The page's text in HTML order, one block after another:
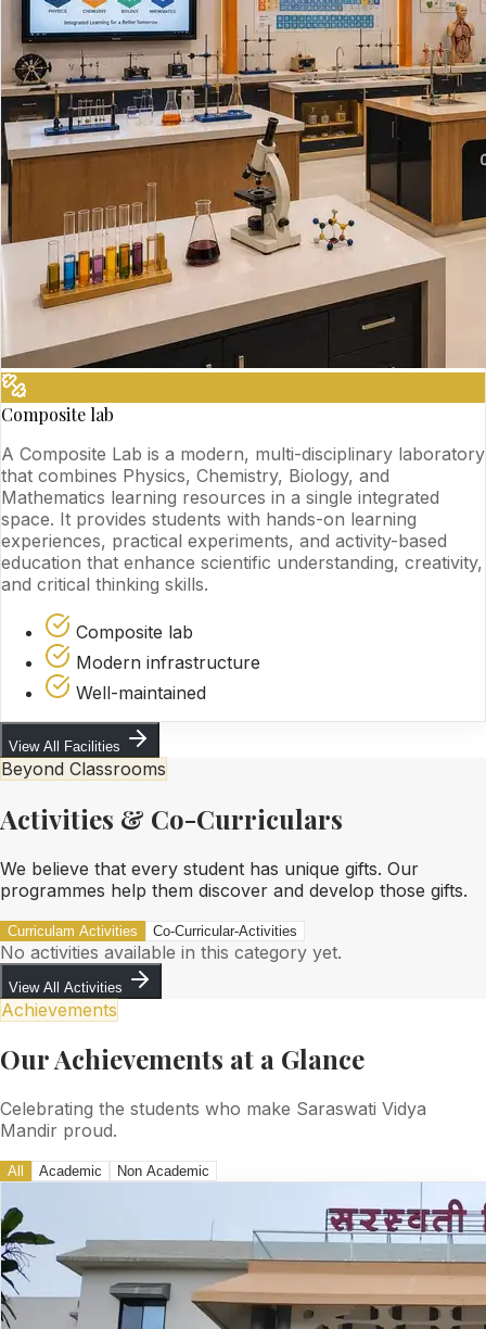
Composite lab
A Composite Lab is a modern, multi-disciplinary laboratory
that combines Physics, Chemistry, Biology, and
Mathematics learning resources in a single integrated
space. It provides students with hands-on learning
experiences, practical experiments, and activity-based
education that enhance scientific understanding, creativity,
and critical thinking skills.
Composite lab
Modern infrastructure
Well-maintained
View All Facilities
Beyond Classrooms
Activities & Co-Curriculars
We believe that every student has unique gifts. Our
programmes help them discover and develop those gifts.
Curriculam Activities Co-Curricular-Activities
No activities available in this category yet.
View All Activities
Achievements
Our Achievements at a Glance
Celebrating the students who make Saraswati Vidya
Mandir proud.
All Academic Non Academic